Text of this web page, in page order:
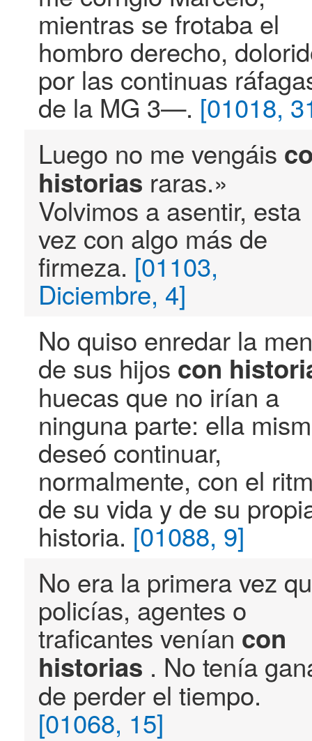
mientras se frotaba el
hombro derecho,
por las continuas
de la MG 3—. [01018,
Luego no me vengáis
historias raras.»
Volvimos a asentir, esta
vez con algo más de
firmeza. [01103,
Diciembre, 4]
No quiso enredar la
de sus hijos con
huecas que no irían a
ninguna parte: ella
deseó continuar,
normalmente, con el
de su vida y de su
historia. [01088, 9]
No era la primera vez
policías, agentes o
traficantes venían con
historias . No tenía
de perder el tiempo.
[01068, 15]